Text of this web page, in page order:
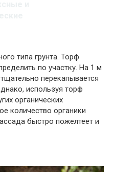
типа грунта. Торф
по участку. На 1 м
перекапывается
используя торф
органических
количество органики
быстро пожелтеет и